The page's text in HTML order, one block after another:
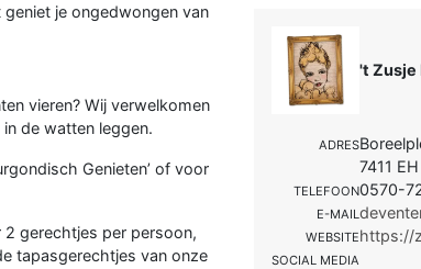
geniet je ongedwongen van
vieren? Wij verwelkomen
de watten leggen.
Genieten’ of voor
gerechtjes per persoon,
tapasgerechtjes van onze
't Zusje
ADRES
7411
TELEFOON0570-
E-MAIL
WEBSITE
SOCIAL MEDIA